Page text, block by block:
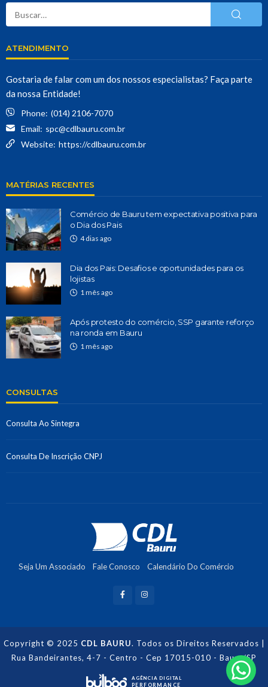
ATENDIMENTO
Gostaria de falar com um dos nossos especialistas? Faça parte
da nossa Entidade!
Phone: (014) 2106-7070
Email: spc@cdlbauru.com.br
Website: https://cdlbauru.com.br
MATÉRIAS RECENTES
Comércio de Bauru tem expectativa positiva para
o Dia dos Pais
4 dias ago
Dia dos Pais: Desafios e oportunidades para os
lojistas
1 mês ago
Após protesto do comércio, SSP garante reforço
na ronda em Bauru
1 mês ago
CONSULTAS
Consulta Ao Sintegra
Consulta De Inscrição CNPJ
Seja Um Associado Fale Conosco Calendário Do Comércio
Copyright © 2025 CDL BAURU. Todos os Direitos Reservados |
Rua Bandeirantes, 4-7 - Centro - Cep 17015-010 - Bauru/SP
AGÊNCIA DIGITAL
PERFORMANCE